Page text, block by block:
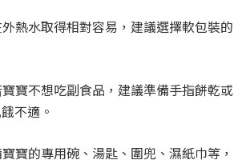
熱水取得相對容易，建議選擇軟包裝的
寶不想吃副食品，建議準備手指餅乾或
不適。
寶的專用碗、湯匙、圍兜、濕紙巾等，